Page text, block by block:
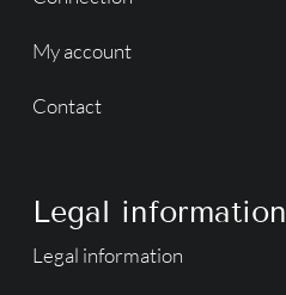
My account
Contact
Legal information
Legal information